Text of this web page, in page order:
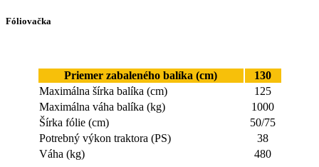
Fóliovačka
Priemer zabaleného balíka (cm)
130
Maximálna šírka balíka (cm)
125
Maximálna váha balíka (kg)
1000
Šírka fólie (cm)
50/75
Potrebný výkon traktora (PS)
38
Váha (kg)
480